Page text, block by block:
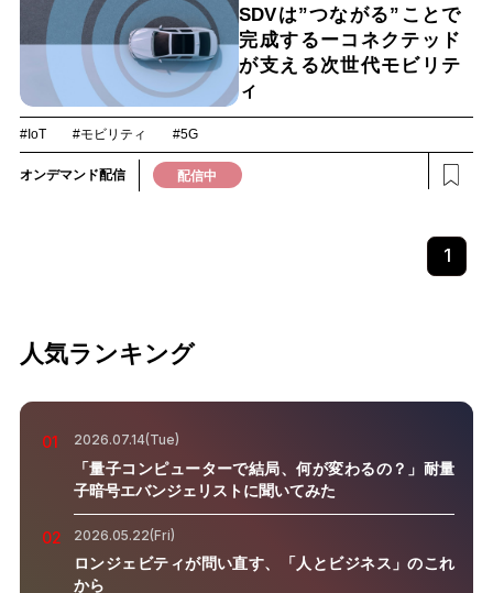
サプライチェーン 宇宙
SDVは”つながる”ことで
完成するーコネクテッド
が支える次世代モビリテ
ィ
#IoT #モビリティ #5G
オンデマンド配信 配信中
1
人気ランキング
01 2026.07.14(Tue)
「量子コンピューターで結局、何が変わるの？」耐量
子暗号エバンジェリストに聞いてみた
02 2026.05.22(Fri)
ロンジェビティが問い直す、「人とビジネス」のこれ
から